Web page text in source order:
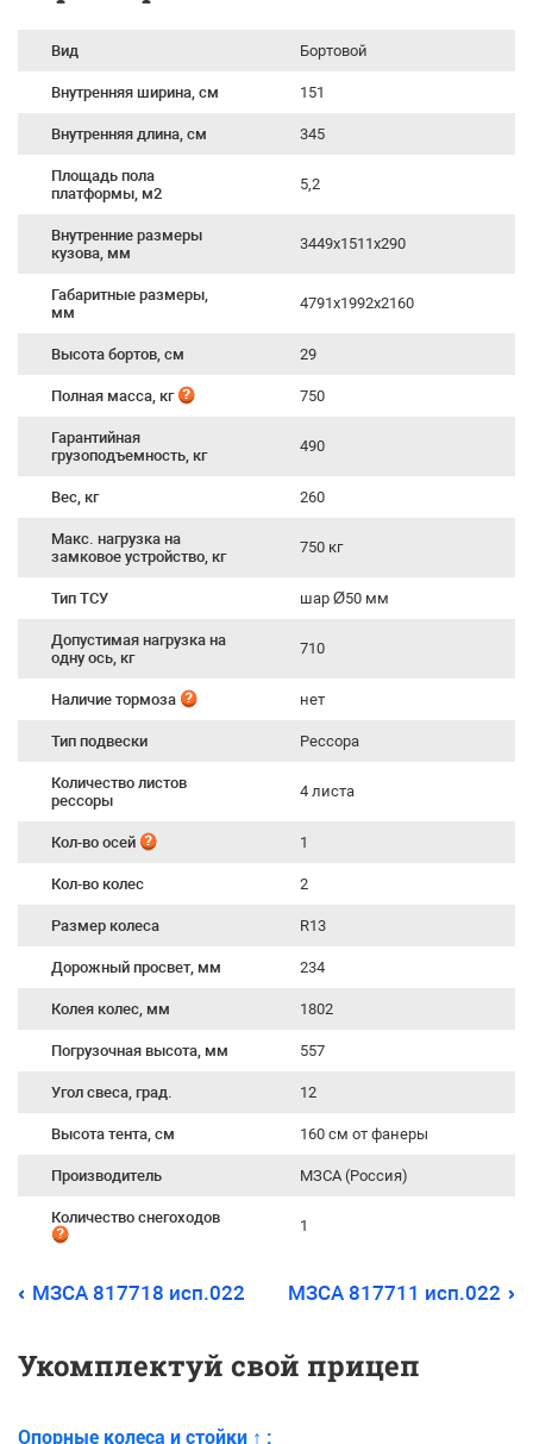
Вид Бортовой
Внутренняя ширина, см 151
Внутренняя длина, см 345
Площадь пола
платформы, м2
5,2
Внутренние размеры
кузова, мм
3449х1511х290
Габаритные размеры,
мм
4791х1992х2160
Высота бортов, см 29
Полная масса, кг 750
Гарантийная
грузоподъемность, кг
490
Вес, кг 260
Макс. нагрузка на
замковое устройство, кг
750 кг
Тип ТСУ шар Ø50 мм
Допустимая нагрузка на
одну ось, кг
710
Наличие тормоза нет
Тип подвески Рессора
Количество листов
рессоры
4 листа
Кол-во осей 1
Кол-во колес 2
Размер колеса R13
Дорожный просвет, мм 234
Колея колес, мм 1802
Погрузочная высота, мм 557
Угол свеса, град. 12
Высота тента, см 160 см от фанеры
Производитель МЗСА (Россия)
Количество снегоходов 1
МЗСА 817718 исп.022 МЗСА 817711 исп.022
Укомплектуй свой прицеп
Опорные колеса и стойки ↑ :